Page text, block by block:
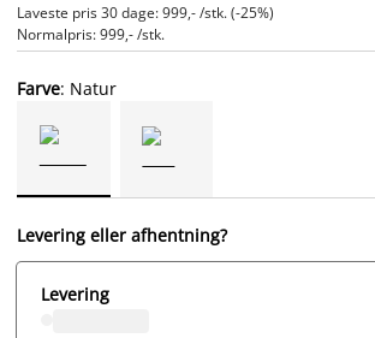
Laveste pris 30 dage: 999,- /stk. (-25%)
Normalpris: 999,- /stk.
Farve: Natur
Levering eller afhentning?
Levering